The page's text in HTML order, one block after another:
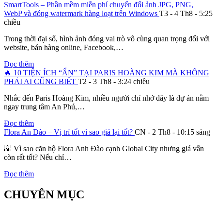
SmartTools – Phần mềm miễn phí chuyển đổi ảnh JPG, PNG,
WebP và đóng watermark hàng loạt trên Windows T3 - 4 Th8 - 5:25
chiều
Trong thời đại số, hình ảnh đóng vai trò vô cùng quan trọng đối với
website, bán hàng online, Facebook,…
Đọc thêm
🔥 10 TIỆN ÍCH “ẨN” TẠI PARIS HOÀNG KIM MÀ KHÔNG
PHẢI AI CŨNG BIẾT T2 - 3 Th8 - 3:24 chiều
Nhắc đến Paris Hoàng Kim, nhiều người chỉ nhớ đây là dự án nằm
ngay trung tâm An Phú,…
Đọc thêm
Flora An Đào – Vị trí tốt vì sao giá lại tốt? CN - 2 Th8 - 10:15 sáng
🌇 Vì sao căn hộ Flora Anh Đào cạnh Global City nhưng giá vẫn
còn rất tốt? Nếu chỉ…
Đọc thêm
CHUYÊN MỤC